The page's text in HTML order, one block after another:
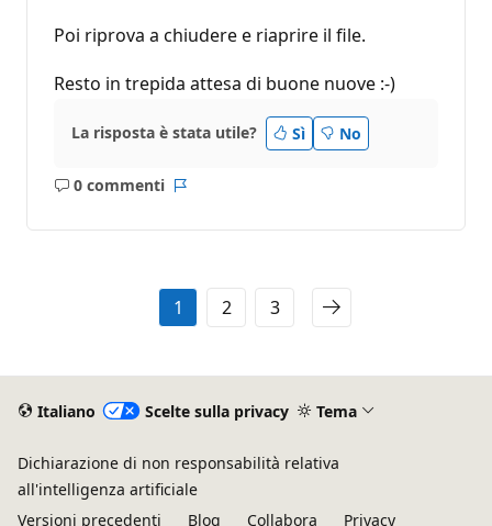
Poi riprova a chiudere e riaprire il file.
Resto in trepida attesa di buone nuove :-)
La risposta è stata utile? Sì No
0 commenti
Nessun
1 2 3
Italiano Scelte sulla privacy Tema
Dichiarazione di non responsabilità relativa
all'intelligenza artificiale
Versioni precedenti
Blog Collabora Privacy